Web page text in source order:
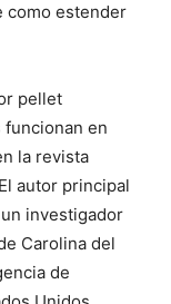
como estender
pellet
funcionan en
la revista
autor principal
investigador
Carolina del
de